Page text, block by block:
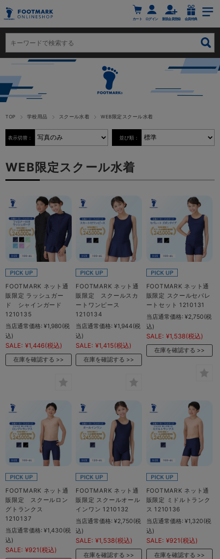
カート ログイン 新規会員登録 会員特典
TOP 学校用品 スクール水着 WEB限定スクール水着
表示切替： 並び順：
WEB限定スクール水着
FOOTMARK ネット通
販限定 ラッシュガー
ド シャインガード
1210135
当店通常価格: ¥1,980(税
込)
SALE: ¥1,446(税込)
在庫を確認する
FOOTMARK ネット通
販限定 スクールスカ
ートワンピース
1210134
当店通常価格: ¥1,944(税
込)
SALE: ¥1,415(税込)
在庫を確認する
FOOTMARK ネット通
販限定 スクールセパレ
ートセット 1210131
当店通常価格: ¥2,750(税
込)
SALE: ¥1,538(税込)
在庫を確認する
FOOTMARK ネット通
販限定 スクールロン
グトランクス
1210137
当店通常価格: ¥1,430(税
込)
SALE: ¥921 (税込)
FOOTMARK ネット通
販限定 スクールオール
インワン 1210132
当店通常価格: ¥2,750(税
込)
SALE: ¥1,538(税込)
在庫を確認する
FOOTMARK ネット通
販限定 ミドルトランク
ス 1210136
当店通常価格: ¥1,320(税
込)
SALE: ¥921 (税込)
在庫を確認する